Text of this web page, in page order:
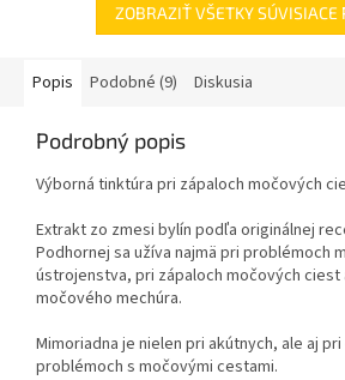
ZOBRAZIŤ VŠETKY SÚVISIACE
Popis Podobné (9) Diskusia
Podrobný popis
Výborná tinktúra pri zápaloch močových
Extrakt zo zmesi bylín podľa originálnej
Podhornej sa užíva najmä pri problémoch
ústrojenstva, pri zápaloch močových ciest
močového mechúra.
Mimoriadna je nielen pri akútnych, ale aj
problémoch s močovými cestami.